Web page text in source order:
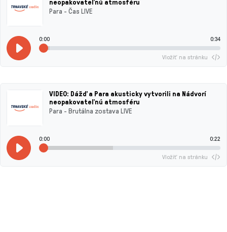
Para - Čas LIVE
0:00 0:34
Vložiť na stránku
VIDEO: Dážď a Para akusticky vytvorili na Nádvorí
neopakovateľnú atmosféru
Para - Brutálna zostava LIVE
0:00 0:22
Vložiť na stránku